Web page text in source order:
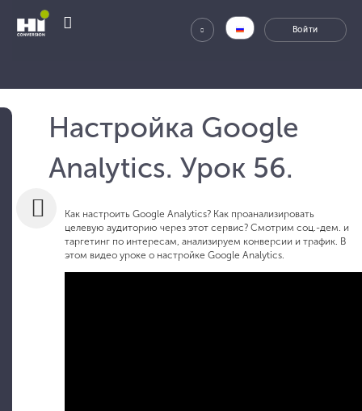
Настройка Google
Analytics. Урок 56.
Как настроить Google Analytics? Как проанализировать
целевую аудиторию через этот сервис? Смотрим соц.-дем. и
таргетинг по интересам, анализируем конверсии и трафик. В
этом видео уроке о настройке Google Analytics.